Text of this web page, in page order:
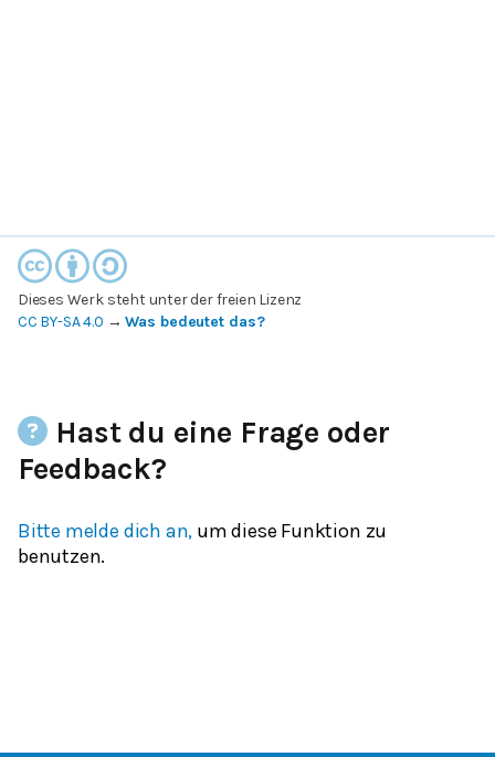
Dieses Werk steht unter der freien Lizenz
CC BY-SA 4.0 →Was bedeutet das?
Hast du eine Frage oder
Feedback?
Bitte melde dich an, um diese Funktion zu
benutzen.